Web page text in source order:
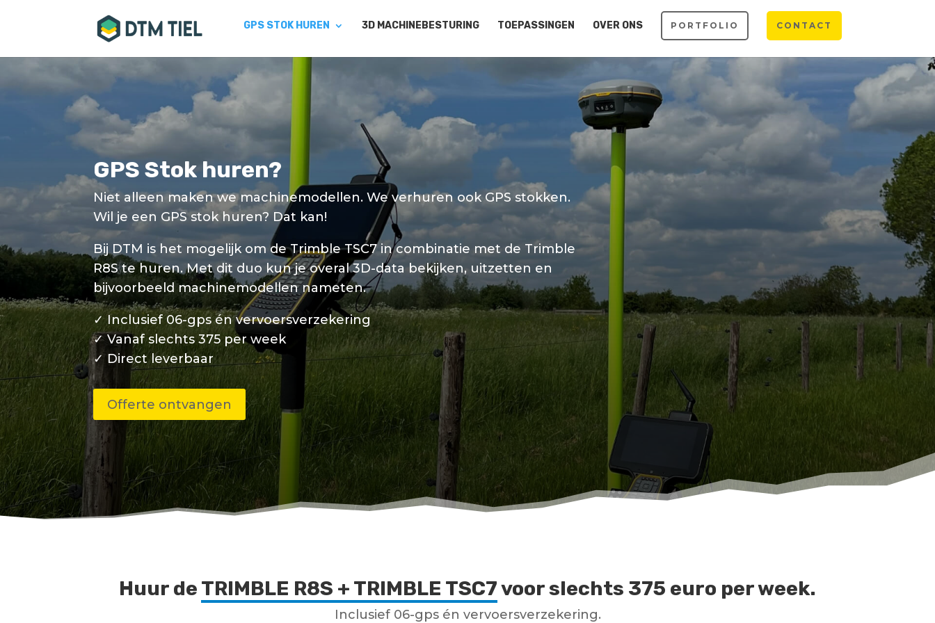
GPS STOK HUREN 3D MACHINEBESTURING TOEPASSINGEN OVER ONS PORTFOLIO CONTACT
GPS Stok huren?
Niet alleen maken we machinemodellen. We verhuren ook GPS stokken.
Wil je een GPS stok huren? Dat kan!
Bij DTM is het mogelijk om de Trimble TSC7 in combinatie met de Trimble
R8S te huren. Met dit duo kun je overal 3D-data bekijken, uitzetten en
bijvoorbeeld machinemodellen nameten.
✓ Inclusief 06-gps én vervoersverzekering
✓ Vanaf slechts 375 per week
✓ Direct leverbaar
Offerte ontvangen
Huur de TRIMBLE R8S + TRIMBLE TSC7voor slechts 375 euro per week.
Inclusief 06-gps én vervoersverzekering.